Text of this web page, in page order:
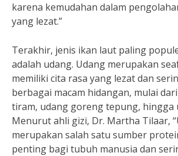
karena kemudahan dalam
yang lezat.”
Terakhir, jenis ikan laut paling
adalah udang. Udang merupakan
memiliki cita rasa yang lezat dan
berbagai macam hidangan, mulai
tiram, udang goreng tepung, hingga
Menurut ahli gizi, Dr. Martha Tilaar,
merupakan salah satu sumber
penting bagi tubuh manusia dan